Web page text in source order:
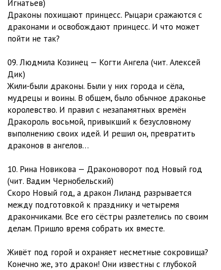
Игнатьев)
Драконы похищают принцесс. Рыцари сражаются с
драконами и освобождают принцесс. И что может
пойти не так?
09. Людмила Козинец — Когти Ангела (чит. Алексей
Дик)
Жили-были драконы. Были у них города и сёла,
мудрецы и воины. В общем, было обычное драконье
королевство. И правил с незапамятных времён
Дракороль восьмой, привыкший к безусловному
выполнению своих идей. И решил он, превратить
драконов в ангелов…
10. Рина Новикова — Драконоворот под Новый год
(чит. Вадим Чернобельский)
Скоро Новый год, а дракон Лиланд разрывается
между подготовкой к празднику и четыремя
дракончиками. Все его сёстры разлетелись по своим
делам. Пришло время собрать их вместе.
Живёт под горой и охраняет несметные сокровища?
Конечно же, это дракон! Они известны с глубокой